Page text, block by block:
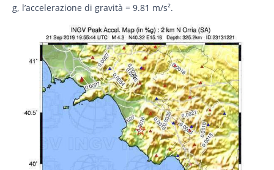
g, l’accelerazione di gravità = 9.81 m/s².